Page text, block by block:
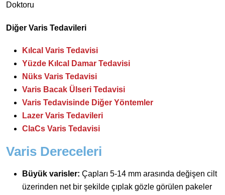
Doktoru
Diğer Varis Tedavileri
Kılcal Varis Tedavisi
Yüzde Kılcal Damar Tedavisi
Nüks Varis Tedavisi
Varis Bacak Ülseri Tedavisi
Varis Tedavisinde Diğer Yöntemler
Lazer Varis Tedavileri
ClaCs Varis Tedavisi
Varis Dereceleri
Büyük varisler: Çapları 5-14 mm arasında değişen cilt
üzerinden net bir şekilde çıplak gözle görülen pakeler